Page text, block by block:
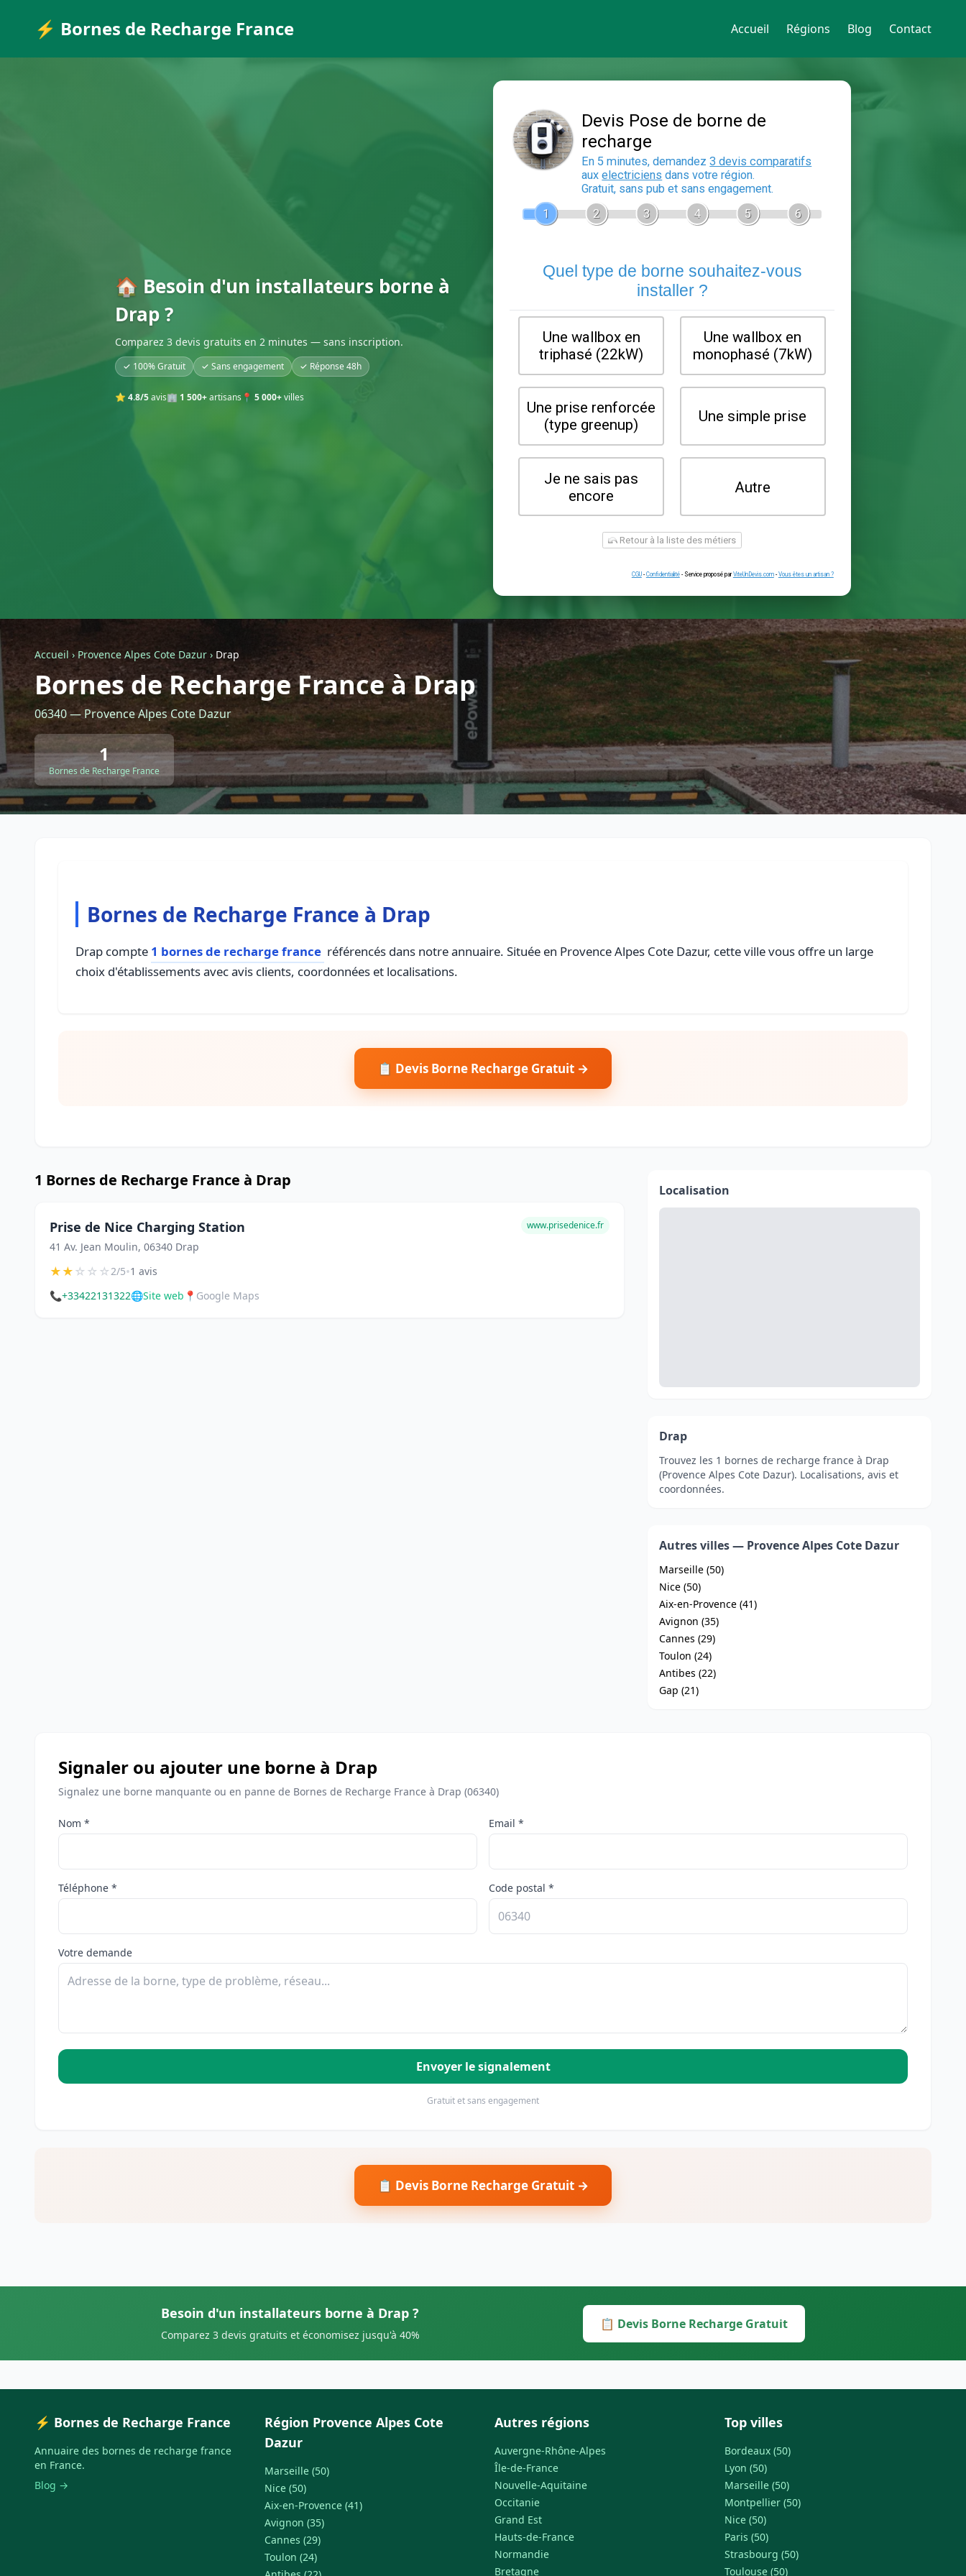
⚡ Bornes de Recharge France Accueil Régions Blog Contact
🏠 Besoin d'un installateurs borne à
Drap ?
Comparez 3 devis gratuits en 2 minutes — sans inscription.
✓ 100% Gratuit ✓ Sans engagement ✓ Réponse 48h
⭐ 4.8/5avis🏢 1 500+artisans 📍 5 000+villes
recharge
En 5 minutes, demandez
auxelectriciensdans votre région.
Gratuit, sans pub et sans engagement.
Quel type de borne souhaitez-
installer ?
Une wallbox en
Une prise renforcée
(type greenup)
Je ne sais pas
Retour à la liste des métiers
Confidentialité - Service proposé par ViteUnDevis.com-
Accueil › Provence Alpes Cote Dazur › Drap
Bornes de Recharge France à Drap
06340 — Provence Alpes Cote Dazur
1
Bornes de Recharge France
Bornes de Recharge France à Drap
Drap compte 1 bornes de recharge france référencés dans notre annuaire. Située en Provence Alpes Cote Dazur, cette ville vous offre un large
choix d'établissements avec avis clients, coordonnées et localisations.
📋 Devis Borne Recharge Gratuit →
1 Bornes de Recharge France à Drap
Prise de Nice Charging Station
41 Av. Jean Moulin, 06340 Drap
www.prisedenice.fr
★★☆☆☆2/5•1 avis
📞+33422131322🌐Site web 📍 Google Maps
Localisation
Drap
Trouvez les 1 bornes de recharge france à Drap
(Provence Alpes Cote Dazur). Localisations, avis et
coordonnées.
Autres villes — Provence Alpes Cote Dazur
Marseille (50)
Nice (50)
Aix-en-Provence (41)
Avignon (35)
Cannes (29)
Toulon (24)
Antibes (22)
Gap (21)
Signaler ou ajouter une borne à Drap
Signalez une borne manquante ou en panne de Bornes de Recharge France à Drap (06340)
Nom * Email *
Téléphone * Code postal *
Votre demande
Envoyer le signalement
Gratuit et sans engagement
📋 Devis Borne Recharge Gratuit →
Besoin d'un installateurs borne à Drap ?
Comparez 3 devis gratuits et économisez jusqu'à 40%
📋 Devis Borne Recharge Gratuit
⚡ Bornes de Recharge France
Annuaire des bornes de recharge france
en France.
Blog →
Région Provence Alpes Cote
Dazur
Marseille (50)
Nice (50)
Aix-en-Provence (41)
Avignon (35)
Cannes (29)
Toulon (24)
Autres régions
Auvergne-Rhône-Alpes
Île-de-France
Nouvelle-Aquitaine
Occitanie
Grand Est
Hauts-de-France
Normandie
Bretagne
Top villes
Bordeaux (50)
Lyon (50)
Marseille (50)
Montpellier (50)
Nice (50)
Paris (50)
Strasbourg (50)
Toulouse (50)